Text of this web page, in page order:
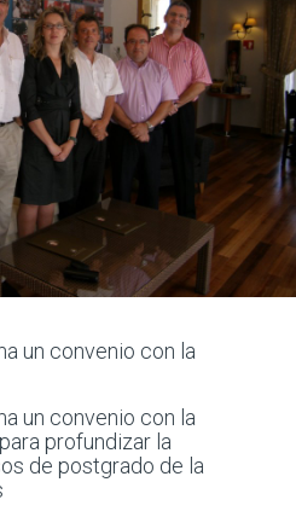
un convenio con la
un convenio con la
profundizar la
de postgrado de la